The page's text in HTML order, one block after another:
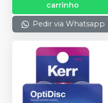
carrinho
Pedir via Whatsapp